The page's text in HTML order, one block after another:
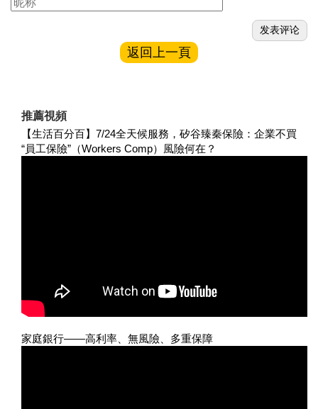
返回上一頁
推薦視頻
【生活百分百】7/24全天候服務，矽谷臻秦保險：企業不買
“員工保險”（Workers Comp）風險何在？
家庭銀行——高利率、無風險、多重保障